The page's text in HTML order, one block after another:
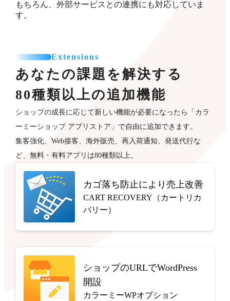
もちろん、外部サービスとの連携にも対応していま
す。
Extensions
あなたの課題を解決する
80種類以上の追加機能
ショップの成長に応じて新しい機能が必要になったら「カラ
ーミーショップ アプリストア」で自由に追加できます。
集客強化、Web接客、海外販売、再入荷通知、発送代行な
ど、無料・有料アプリは80種類以上。
カゴ落ち防止により売上改善
CART RECOVERY（カートリカ
バリー）
ショップのURLでWordPress
開設
カラーミーWPオプション